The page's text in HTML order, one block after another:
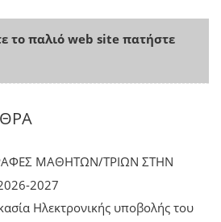
το παλιό web site πατήστε
ΜΑΘΗΤΩΝ/ΤΡΙΩΝ ΣΤΗΝ
2027
Ηλεκτρονικής υποβολής του